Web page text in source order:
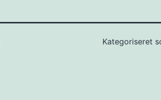
Kategoriseret